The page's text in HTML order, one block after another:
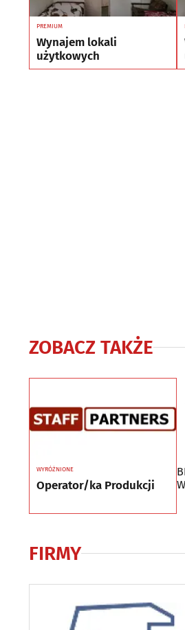
PREMIUM
Wynajem lokali
użytkowych
ZOBACZ TAKŻE
WYRÓŻNIONE
Operator/ka Produkcji
FIRMY